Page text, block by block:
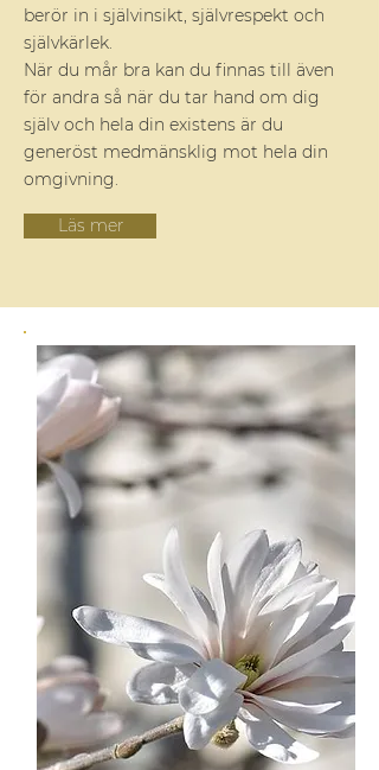
berör in i självinsikt, självrespekt och
självkärlek.
När du mår bra kan du finnas till även
för andra så när du tar hand om dig
själv och hela din existens är du
generöst medmänsklig mot hela din
omgivning.
Läs mer